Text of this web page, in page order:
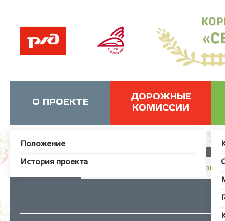
О ПРОЕКТЕ
Положение
История проекта
ДОРОЖНЫЕ
КОМИССИИ
JUser: :_load: Не удалось